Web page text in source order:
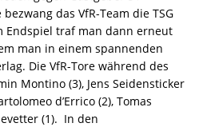
das VfR-Team die TSG
Endspiel traf man dann erneut
man in einem spannenden
Die VfR-Tore während des
Montino (3), Jens Seidensticker
d’Errico (2), Tomas
(1). In den